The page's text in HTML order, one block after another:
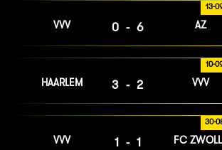
13-
VVV 0-6 AZ
10-
HAARLEM 3-2 VVV
30-
VVV 1-1 FC